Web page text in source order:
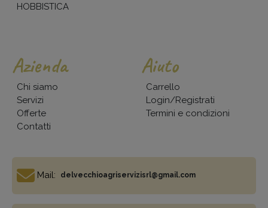
HOBBISTICA
Azienda
Chi siamo
Servizi
Offerte
Contatti
Aiuto
Carrello
Login/Registrati
Termini e condizioni
Mail: delvecchioagriservizisrl@gmail.com